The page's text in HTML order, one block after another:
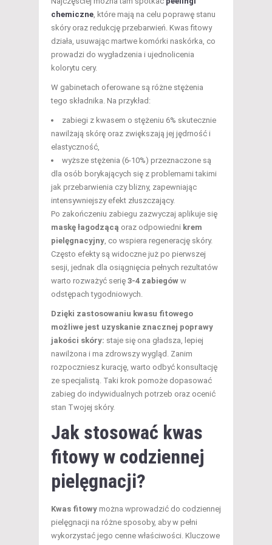
chemiczne , które mają na celu poprawę stanu
skóry oraz redukcję przebarwień. Kwas fitowy
działa, usuwając martwe komórki naskórka, co
prowadzi do wygładzenia i ujednolicenia
kolorytu cery.
W gabinetach oferowane są różne stężenia
tego składnika. Na przykład:
zabiegi z kwasem o stężeniu 6% skutecznie
nawilżają skórę oraz zwiększają jej jędrność i
elastyczność,
wyższe stężenia (6-10%) przeznaczone są
dla osób borykających się z problemami takimi
jak przebarwienia czy blizny, zapewniając
intensywniejszy efekt złuszczający.
Po zakończeniu zabiegu zazwyczaj aplikuje się
maskę łagodzącą oraz odpowiedni krem
pielęgnacyjny , co wspiera regenerację skóry.
Często efekty są widoczne już po pierwszej
sesji, jednak dla osiągnięcia pełnych rezultatów
warto rozważyć serię 3-4 zabiegów w
odstępach tygodniowych.
Dzięki zastosowaniu kwasu fitowego
możliwe jest uzyskanie znacznej poprawy
jakości skóry: staje się ona gładsza, lepiej
nawilżona i ma zdrowszy wygląd. Zanim
rozpoczniesz kurację, warto odbyć konsultację
ze specjalistą. Taki krok pomoże dopasować
zabieg do indywidualnych potrzeb oraz ocenić
stan Twojej skóry.
Jak stosować kwas
fitowy w codziennej
pielęgnacji?
Kwas fitowy można wprowadzić do codziennej
pielęgnacji na różne sposoby, aby w pełni
wykorzystać jego cenne właściwości. Kluczowe